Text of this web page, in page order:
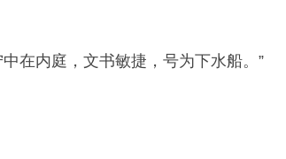
在内庭，文书敏捷，号为下水船。”